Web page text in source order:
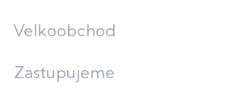
Velkoobchod
Zastupujeme